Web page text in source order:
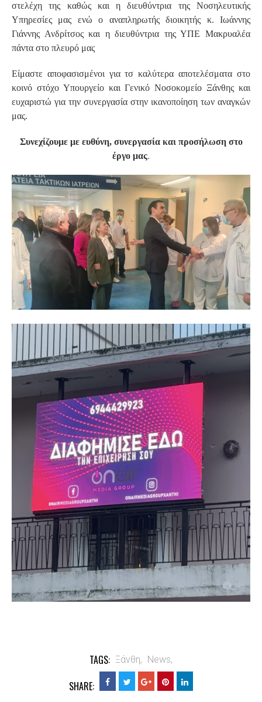
στελέχη της καθώς και η διευθύντρια της Νοσηλευτικής
Υπηρεσίες μας ενώ ο αναπληρωτής διοικητής κ. Ιωάννης
Γιάννης Ανδρίτσος και η διευθύντρια της ΥΠΕ Μακρυαλέα
πάντα στο πλευρό μας
Είμαστε αποφασισμένοι για τσ καλύτερα αποτελέσματα στο
κοινό στόχο Υπουργείο και Γενικό Νοσοκομείο Ξάνθης και
ευχαριστώ για την συνεργασία στην ικανοποίηση των αναγκών
μας.
Συνεχίζουμε με ευθύνη, συνεργασία και προσήλωση στο
έργο μας.
TAGS: Ξάνθη, News,
SHARE: